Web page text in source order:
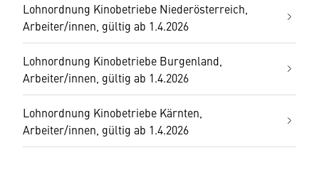
Lohnordnung Kinobetriebe Niederösterreich,
Arbeiter/innen, gültig ab 1.4.2026
Lohnordnung Kinobetriebe Burgenland,
Arbeiter/innen, gültig ab 1.4.2026
Lohnordnung Kinobetriebe Kärnten,
Arbeiter/innen, gültig ab 1.4.2026